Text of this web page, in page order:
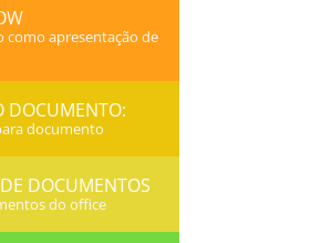
como apresentação de
DOCUMENTO:
documento
DOCUMENTOS
do office